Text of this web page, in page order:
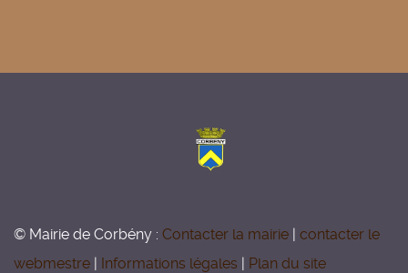
© Mairie de Corbény : Contacter la mairie | contacter le
webmestre | Informations légales | Plan du site